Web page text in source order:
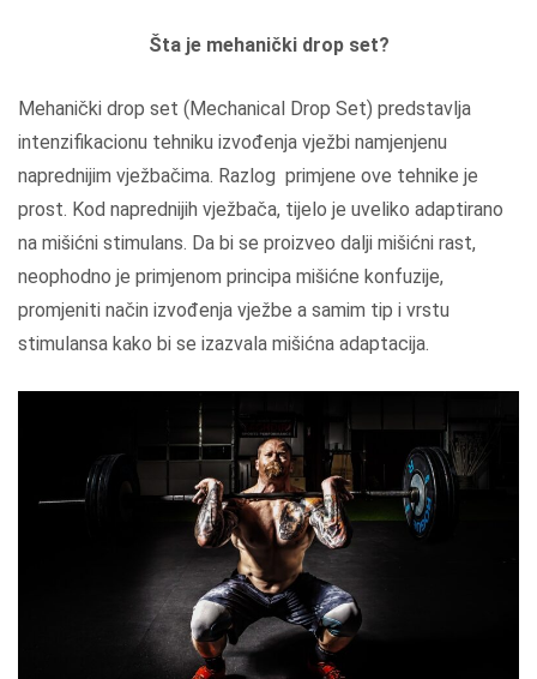
Šta je mehanički drop set?
Mehanički drop set (Mechanical Drop Set) predstavlja
intenzifikacionu tehniku izvođenja vježbi namjenjenu
naprednijim vježbačima. Razlog primjene ove tehnike je
prost. Kod naprednijih vježbača, tijelo je uveliko adaptirano
na mišićni stimulans. Da bi se proizveo dalji mišićni rast,
neophodno je primjenom principa mišićne konfuzije,
promjeniti način izvođenja vježbe a samim tip i vrstu
stimulansa kako bi se izazvala mišićna adaptacija.